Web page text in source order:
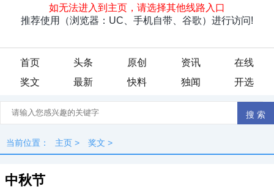
首页 头条 原创 资讯
在线
奖文
最新 快料 独闻 开选
当前位置： 主页 > 奖文 >
中秋节